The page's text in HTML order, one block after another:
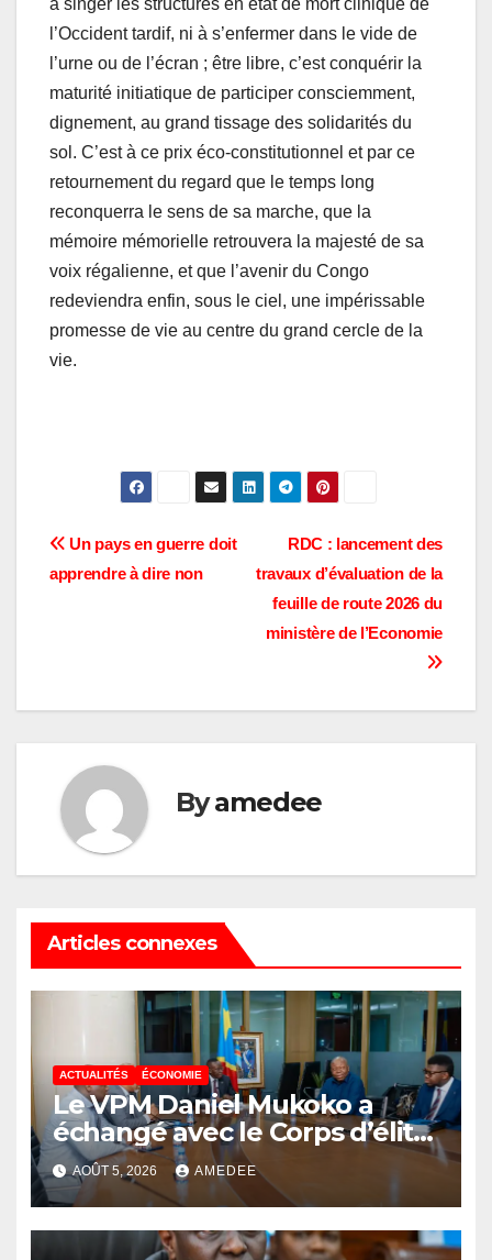
à singer les structures en état de mort clinique de
l’Occident tardif, ni à s’enfermer dans le vide de
l’urne ou de l’écran ; être libre, c’est conquérir la
maturité initiatique de participer consciemment,
dignement, au grand tissage des solidarités du
sol. C’est à ce prix éco-constitutionnel et par ce
retournement du regard que le temps long
reconquerra le sens de sa marche, que la
mémoire mémorielle retrouvera la majesté de sa
voix régalienne, et que l’avenir du Congo
redeviendra enfin, sous le ciel, une impérissable
promesse de vie au centre du grand cercle de la
vie.
Navigation
de
RDC : lancement des
travaux d’évaluation de la
feuille de route 2026 du
ministère de l’Economie
Un pays en guerre doit
apprendre à dire non
Byamedee
Articles connexes
ACTUALITÉS ÉCONOMIE
Le VPM Daniel Mukoko a
échangé avec le Corps d’élite
scientifique de
l’UDPS/Tshisekedi sur les
grands enjeux de
développement de la RDC
AOÛT 5, 2026 AMEDEE